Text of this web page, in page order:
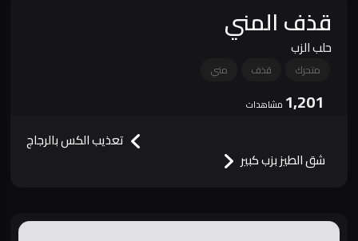
قذف المني
حلب الزب
متحرك قذف مني
1,201 مشاهدات
تعذيب الكس بالرجاج
شق الطيز بزب كبير